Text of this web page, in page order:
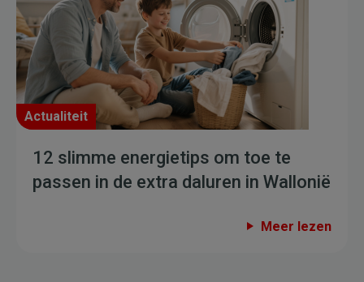
Actualiteit
12 slimme energietips om toe te
passen in de extra daluren in Wallonië
Meer lezen